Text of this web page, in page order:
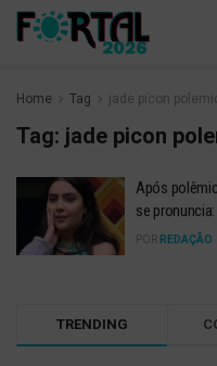
Home Tag jade picon
Tag: jade picon
Após
se pronuncia:
POR REDAÇÃO
TRENDING